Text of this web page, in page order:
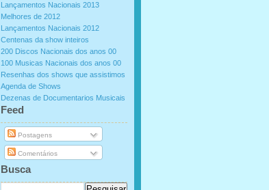
Lançamentos Nacionais 2013
Melhores de 2012
Lançamentos Nacionais 2012
Centenas da show inteiros
200 Discos Nacionais dos anos 00
100 Musicas Nacionais dos anos 00
Resenhas dos shows que assistimos
Agenda de Shows
Dezenas de Documentarios Musicais
Feed
Postagens
Comentários
Busca